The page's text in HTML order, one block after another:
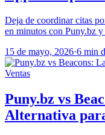
Deja de coordinar citas
en minutos con Puny.bz
15 de mayo, 2026·6 min
Ventas
Puny.bz vs
Alternativa